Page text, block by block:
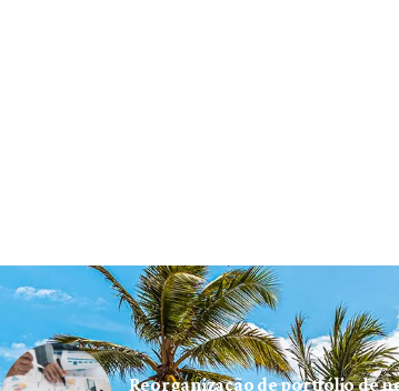
Reorganização de portfólio de